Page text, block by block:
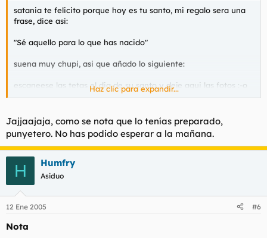
satania te felicito porque hoy es tu santo, mi regalo sera una
frase, dice asi:
"Sé aquello para lo que has nacido"
suena muy chupi, asi que añado lo siguiente:
escaneese las tetas el dia de su santo y deje aqui las fotos :-o
p.d. dejen aqui sus mensajes de felicitacion junto con otro de
peticion de fotos.
Haz clic para expandir...
Jajjaajaja, como se nota que lo tenías preparado,
punyetero. No has podido esperar a la mañana.
H Humfry
Asiduo
12 Ene 2005 #6
Nota